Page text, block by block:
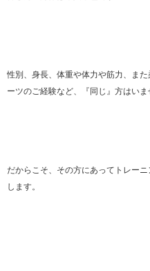
性別、身長、体重や体力や筋力、ま
ーツのご経験など、『同じ』方はいま
だからこそ、その方にあってトレー
します。